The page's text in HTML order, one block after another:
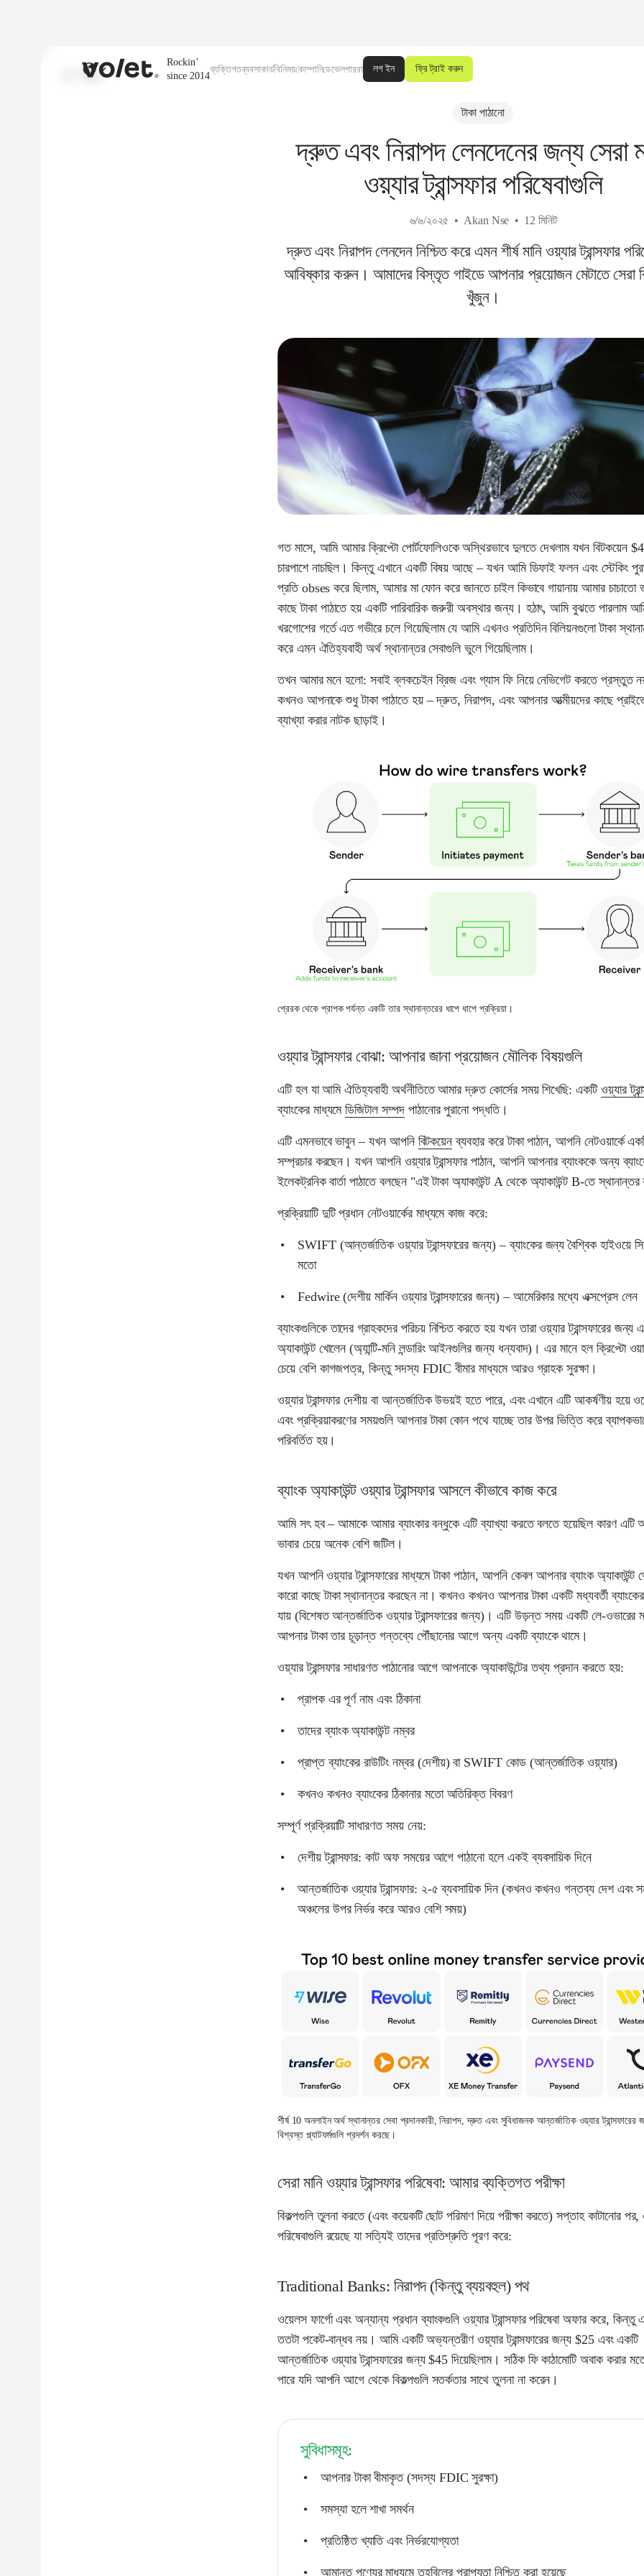
Rockin’
since 2014
ব্যক্তিগতব্যবসাকার্ডবিনিময়কোম্পানিডেভেলপাররা লগ ইন ফ্রি ট্রাই করুন
পিছনে
টাকা পাঠানো
দ্রুত এবং নিরাপদ লেনদেনের জন্য সেরা
ওয়্যার ট্রান্সফার পরিষেবাগুলি
৬/৬/২০২৫ Akan Nse 12 মিনিট
দ্রুত এবং নিরাপদ লেনদেন নিশ্চিত করে এমন শীর্ষ মানি ওয়্যার ট্রান্সফার
আবিষ্কার করুন। আমাদের বিস্তৃত গাইডে আপনার প্রয়োজন মেটাতে সেরা
খুঁজুন।
গত মাসে, আমি আমার ক্রিপ্টো পোর্টফোলিওকে অস্থিরভাবে দুলতে দেখলাম যখন বিটকয়েন
চারপাশে নাচছিল। কিন্তু এখানে একটি বিষয় আছে – যখন আমি ডিফাই ফলন এবং স্টেকিং
প্রতি obses করে ছিলাম, আমার মা ফোন করে জানতে চাইল কিভাবে গায়ানায় আমার চাচাতো
কাছে টাকা পাঠাতে হয় একটি পারিবারিক জরুরী অবস্থার জন্য। হঠাৎ, আমি বুঝতে পারলাম
খরগোশের গর্তে এত গভীরে চলে গিয়েছিলাম যে আমি এখনও প্রতিদিন বিলিয়নগুলো টাকা
করে এমন ঐতিহ্যবাহী অর্থ স্থানান্তর সেবাগুলি ভুলে গিয়েছিলাম।
তখন আমার মনে হলো: সবাই ব্লকচেইন ব্রিজ এবং গ্যাস ফি নিয়ে নেভিগেট করতে প্রস্তুত
কখনও আপনাকে শুধু টাকা পাঠাতে হয় – দ্রুত, নিরাপদ, এবং আপনার আত্মীয়দের কাছে
ব্যাখ্যা করার নাটক ছাড়াই।
প্রেরক থেকে প্রাপক পর্যন্ত একটি তার স্থানান্তরের ধাপে ধাপে প্রক্রিয়া।
ওয়্যার ট্রান্সফার বোঝা: আপনার জানা প্রয়োজন মৌলিক বিষয়গুলি
এটি হল যা আমি ঐতিহ্যবাহী অর্থনীতিতে আমার দ্রুত কোর্সের সময় শিখেছি: একটি ওয়্যার
ব্যাংকের মাধ্যমেডিজিটাল সম্পদপাঠানোর পুরানো পদ্ধতি।
এটি এমনভাবে ভাবুন – যখন আপনি বিটকয়েন ব্যবহার করে টাকা পাঠান, আপনি নেটওয়ার্কে
সম্প্রচার করছেন। যখন আপনি ওয়্যার ট্রান্সফার পাঠান, আপনি আপনার ব্যাংককে অন্য
ইলেকট্রনিক বার্তা পাঠাতে বলছেন "এই টাকা অ্যাকাউন্ট A থেকে অ্যাকাউন্ট B-তে
প্রক্রিয়াটি দুটি প্রধান নেটওয়ার্কের মাধ্যমে কাজ করে:
SWIFT (আন্তর্জাতিক ওয়্যার ট্রান্সফারের জন্য) – ব্যাংকের জন্য বৈশ্বিক হাইওয়ে
মতো
Fedwire (দেশীয় মার্কিন ওয়্যার ট্রান্সফারের জন্য) – আমেরিকার মধ্যে এক্সপ্রেস লেন
ব্যাংকগুলিকে তাদের গ্রাহকদের পরিচয় নিশ্চিত করতে হয় যখন তারা ওয়্যার ট্রান্সফারের জন্য
অ্যাকাউন্ট খোলেন (অ্যান্টি-মনি লন্ডারিং আইনগুলির জন্য ধন্যবাদ)। এর মানে হল ক্রিপ্টো
চেয়ে বেশি কাগজপত্র, কিন্তু সদস্য FDIC বীমার মাধ্যমে আরও গ্রাহক সুরক্ষা।
ওয়্যার ট্রান্সফার দেশীয় বা আন্তর্জাতিক উভয়ই হতে পারে, এবং এখানে এটি আকর্ষণীয় হয়ে
এবং প্রক্রিয়াকরণের সময়গুলি আপনার টাকা কোন পথে যাচ্ছে তার উপর ভিত্তি করে
পরিবর্তিত হয়।
ব্যাংক অ্যাকাউন্ট ওয়্যার ট্রান্সফার আসলে কীভাবে কাজ করে
আমি সৎ হব – আমাকে আমার ব্যাংকার বন্ধুকে এটি ব্যাখ্যা করতে বলতে হয়েছিল কারণ এটি
ভাবার চেয়ে অনেক বেশি জটিল।
যখন আপনি ওয়্যার ট্রান্সফারের মাধ্যমে টাকা পাঠান, আপনি কেবল আপনার ব্যাংক অ্যাকাউন্ট
কারো কাছে টাকা স্থানান্তর করছেন না। কখনও কখনও আপনার টাকা একটি মধ্যবর্তী
যায় (বিশেষত আন্তর্জাতিক ওয়্যার ট্রান্সফারের জন্য)। এটি উড়ন্ত সময় একটি লে-ওভারের
আপনার টাকা তার চূড়ান্ত গন্তব্যে পৌঁছানোর আগে অন্য একটি ব্যাংকে থামে।
ওয়্যার ট্রান্সফার সাধারণত পাঠানোর আগে আপনাকে অ্যাকাউন্টের তথ্য প্রদান করতে হয়:
প্রাপক এর পূর্ণ নাম এবং ঠিকানা
তাদের ব্যাংক অ্যাকাউন্ট নম্বর
প্রাপ্ত ব্যাংকের রাউটিং নম্বর (দেশীয়) বা SWIFT কোড (আন্তর্জাতিক ওয়্যার)
কখনও কখনও ব্যাংকের ঠিকানার মতো অতিরিক্ত বিবরণ
সম্পূর্ণ প্রক্রিয়াটি সাধারণত সময় নেয়:
দেশীয় ট্রান্সফার: কাট অফ সময়ের আগে পাঠানো হলে একই ব্যবসায়িক দিনে
আন্তর্জাতিক ওয়্যার ট্রান্সফার: ২-৫ ব্যবসায়িক দিন (কখনও কখনও গন্তব্য দেশ এবং
অঞ্চলের উপর নির্ভর করে আরও বেশি সময়)
শীর্ষ 10 অনলাইন অর্থ স্থানান্তর সেবা প্রদানকারী, নিরাপদ, দ্রুত এবং সুবিধাজনক আন্তর্জাতিক ওয়্যার ট্রান্সফারের
বিশ্বস্ত প্ল্যাটফর্মগুলি প্রদর্শন করছে।
সেরা মানি ওয়্যার ট্রান্সফার পরিষেবা: আমার ব্যক্তিগত পরীক্ষা
বিকল্পগুলি তুলনা করতে (এবং কয়েকটি ছোট পরিমাণ দিয়ে পরীক্ষা করতে) সপ্তাহ কাটানোর পর,
পরিষেবাগুলি রয়েছে যা সত্যিই তাদের প্রতিশ্রুতি পূরণ করে:
Traditional Banks: নিরাপদ (কিন্তু ব্যয়বহুল) পথ
ওয়েলস ফার্গো এবং অন্যান্য প্রধান ব্যাংকগুলি ওয়্যার ট্রান্সফার পরিষেবা অফার করে, কিন্তু
ততটা পকেট-বান্ধব নয়। আমি একটি অভ্যন্তরীণ ওয়্যার ট্রান্সফারের জন্য $25 এবং একটি
আন্তর্জাতিক ওয়্যার ট্রান্সফারের জন্য $45 দিয়েছিলাম। সঠিক ফি কাঠামোটি অবাক করার
পারে যদি আপনি আগে থেকে বিকল্পগুলি সতর্কতার সাথে তুলনা না করেন।
সুবিধাসমূহ:
আপনার টাকা বীমাকৃত (সদস্য FDIC সুরক্ষা)
সমস্যা হলে শাখা সমর্থন
প্রতিষ্ঠিত খ্যাতি এবং নির্ভরযোগ্যতা
আমানত পণ্যের মাধ্যমে তহবিলের প্রাপ্যতা নিশ্চিত করা হয়েছে